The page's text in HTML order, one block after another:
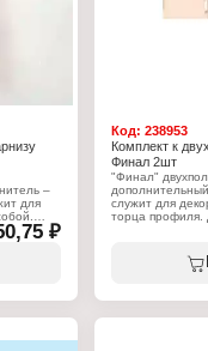
Способ
–
для
₽
Код: 238953
Комплект к
Финал 2шт
"Финал"
служит для
торца профиля.
крючков